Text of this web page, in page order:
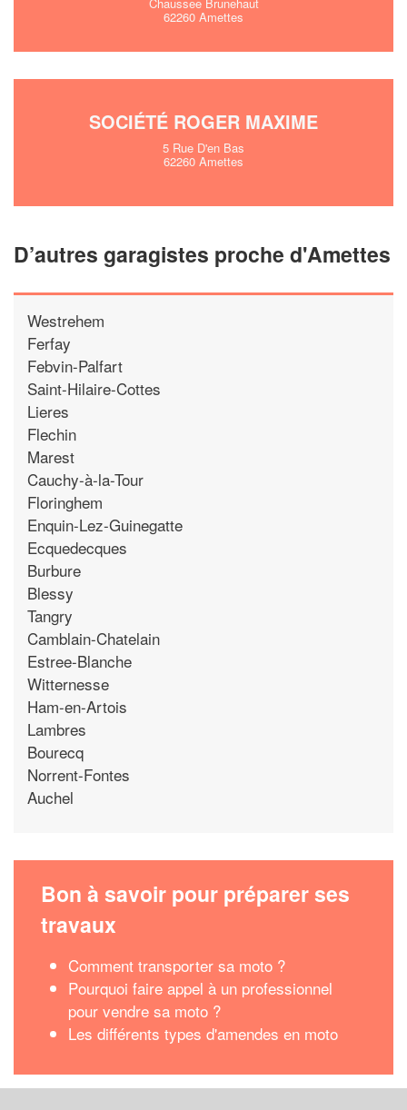
62260 Amettes
SOCIÉTÉ ROGER MAXIME
5 Rue D'en Bas
62260 Amettes
D’autres garagistes proche d'Amettes
Westrehem
Ferfay
Febvin-Palfart
Saint-Hilaire-Cottes
Lieres
Flechin
Marest
Cauchy-à-la-Tour
Floringhem
Enquin-Lez-Guinegatte
Ecquedecques
Burbure
Blessy
Tangry
Camblain-Chatelain
Estree-Blanche
Witternesse
Ham-en-Artois
Lambres
Bourecq
Norrent-Fontes
Auchel
Bon à savoir pour préparer ses
travaux
Comment transporter sa moto ?
Pourquoi faire appel à un professionnel
pour vendre sa moto ?
Les différents types d'amendes en moto